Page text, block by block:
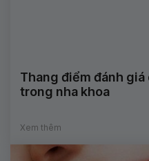
Thang điểm đánh
trong nha khoa
Xem thêm